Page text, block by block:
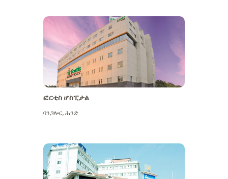
ፎርቲስ ሆስፒታል
ባንጋሎር,ሕንድ